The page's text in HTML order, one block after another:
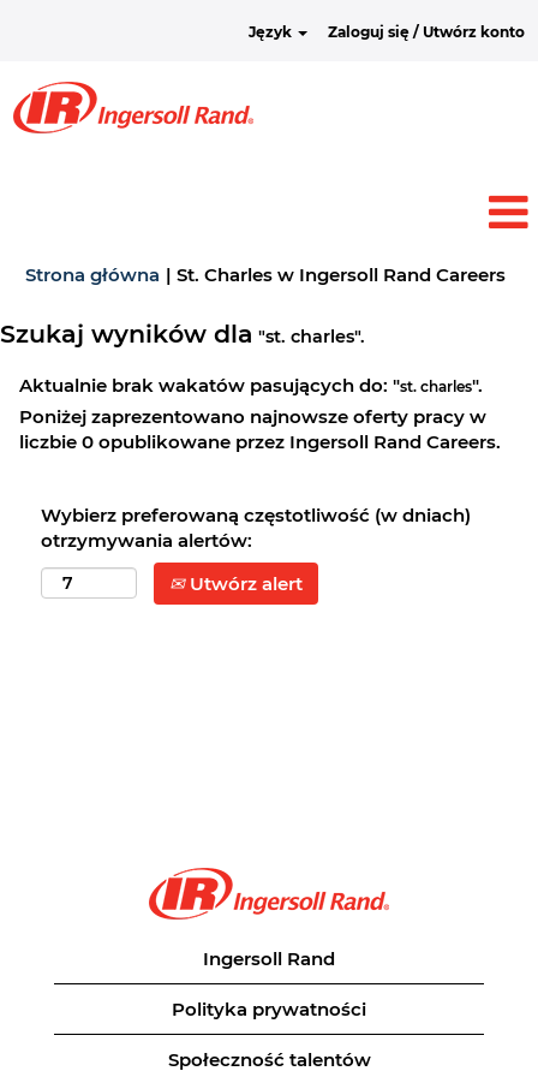
Język Zaloguj się / Utwórz konto
Strona główna | St. Charles w Ingersoll Rand Careers
Szukaj wyników dla "st. charles".
Aktualnie brak wakatów pasujących do: "st. charles".
Poniżej zaprezentowano najnowsze oferty pracy w
liczbie 0 opublikowane przez Ingersoll Rand Careers.
Wybierz preferowaną częstotliwość (w dniach)
otrzymywania alertów:
Utwórz alert
Ingersoll Rand
Polityka prywatności
Społeczność talentów